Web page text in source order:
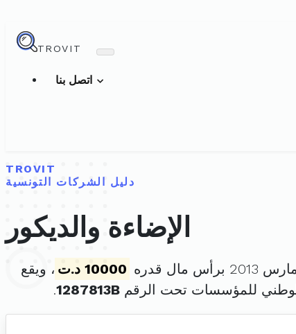
TROVIT
TROVIT
دليل الشركات التونسية
الإضاءة والديكور
10000 د.ت
، ويقع
للمؤسسات تحت الرقم 1287813B
.